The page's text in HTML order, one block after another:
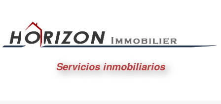
Servicios inmobiliarios